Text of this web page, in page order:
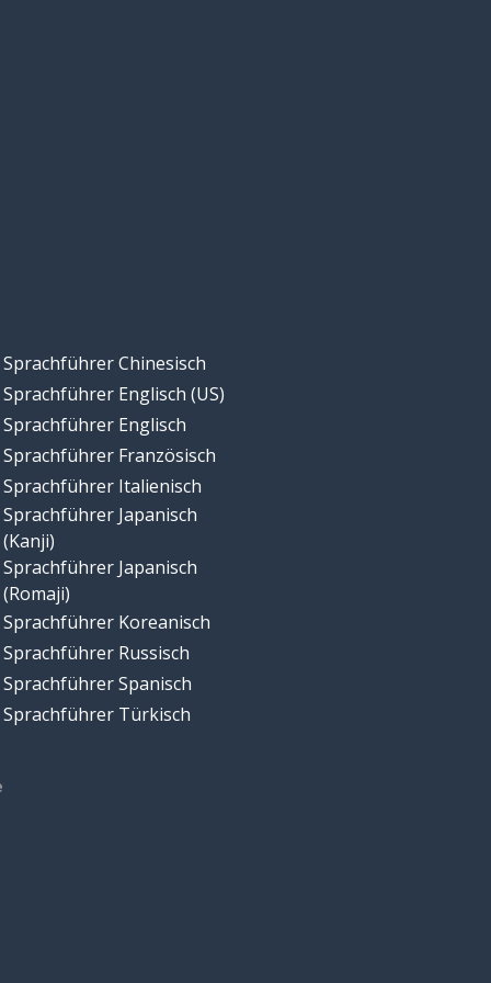
Sprachführer Chinesisch
Sprachführer Englisch (US)
Sprachführer Englisch
Sprachführer Französisch
Sprachführer Italienisch
Sprachführer Japanisch
(Kanji)
Sprachführer Japanisch
(Romaji)
Sprachführer Koreanisch
Sprachführer Russisch
Sprachführer Spanisch
Sprachführer Türkisch